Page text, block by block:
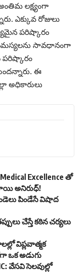
లక్ష్యంగా
ఎక్కువ రోజులు
పరిష్కారం
సావధానంగా
పరిష్కారం
ఈ
అధికారులు
Excellence తో
అనిరుధ్!
పిండేసే విషాద
చేస్తే కఠిన చర్యలు
విప్లవాత్మక
ఒక అడుగు
వేసవి సెలవుల్లో